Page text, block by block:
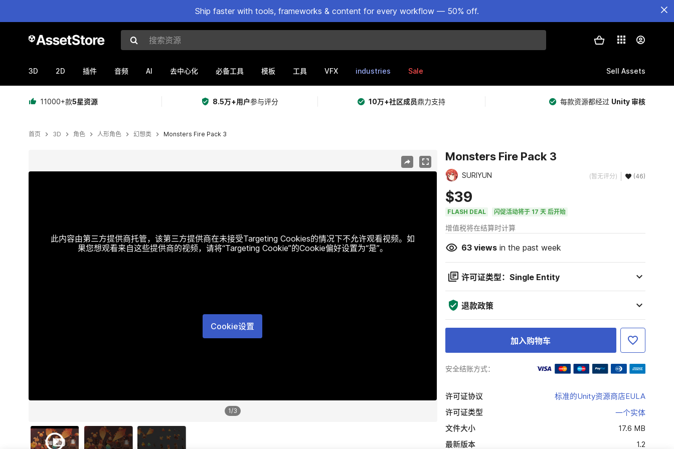
Ship faster with tools, frameworks & content for every workflow — 50% off.
搜索资源
3D 2D 插件 音频 AI 去中心化 必备工具 模板 工具 VFX industries Sale Sell Assets
11000+款5星资源 8.5万+用户参与评分 10万+社区成员鼎力支持 每款资源都经过 Unity 审核
首页 3D 角色 人形角色 幻想类 Monsters Fire Pack 3
此内容由第三方提供商托管，该第三方提供商在未接受Targeting Cookies的情况下不允许观看视频。如
果您想观看来自这些提供商的视频，请将“Targeting Cookie”的Cookie偏好设置为“是”。
Cookie设置
1/3
Monsters Fire Pack 3
SURIYUN (暂无评分) (46)
$39
FLASH DEAL 闪促活动将于 17 天 后开始
增值税将在结算时计算
63viewsin the past week
许可证类型：Single Entity
退款政策
加入购物车
安全结账方式：
许可证协议
标准的Unity资源商店EULA
许可证类型
一个实体
文件大小
17.6 MB
最新版本
1.2